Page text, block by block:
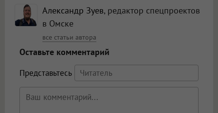
Александр Зуев, редактор спецпроектов
в Омске
все статьи автора
Оставьте комментарий
Представьтесь